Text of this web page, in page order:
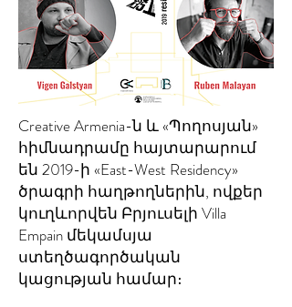
Creative Armenia-ն և «Պողոսյան»
հիմնադրամը հայտարարում
են 2019-ի «East-West Residency»
ծրագրի հաղթողներին, ովքեր
կուղևորվեն Բրյուսելի Villa
Empain մեկամսյա
ստեղծագործական
կացության համար։